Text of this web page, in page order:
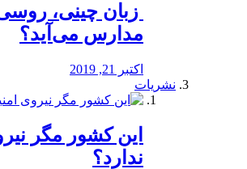
زبان چینی،
مدارس می‌آید؟
اکتبر 21, 2019
نشریات
این کشور مگر
ندارد؟